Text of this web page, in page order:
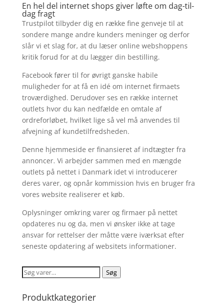
En hel del internet shops giver løfte om dag-til-
dag fragt
Trustpilot tilbyder dig en række fine genveje til at
sondere mange andre kunders meninger og derfor
slår vi et slag for, at du læser online webshoppens
kritik forud for at du lægger din bestilling.
Facebook fører til for øvrigt ganske habile
muligheder for at få en idé om internet firmaets
troværdighed. Derudover ses en række internet
outlets hvor du kan nedfælde en omtale af
ordreforløbet, hvilket lige så vel må anvendes til
afvejning af kundetilfredsheden.
Denne hjemmeside er finansieret af indtægter fra
annoncer. Vi arbejder sammen med en mængde
outlets på nettet i Danmark idet vi introducerer
deres varer, og opnår kommission hvis en bruger fra
vores website realiserer et køb.
Oplysninger omkring varer og firmaer på nettet
opdateres nu og da, men vi ønsker ikke at tage
ansvar for rettelser der måtte være iværksat efter
seneste opdatering af websitets informationer.
Søg
Søg
Produktkategorier